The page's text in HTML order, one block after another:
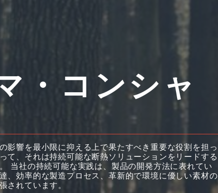
・コンシャ
影響を最小限に抑える上で果たすべき重要な役割を担っ
て、それは持続可能な断熱ソリューションをリードする
当社の持続可能な実践は、製品の開発方法に表れてい
、効率的な製造プロセス、革新的で環境に優しい素材の
されています。